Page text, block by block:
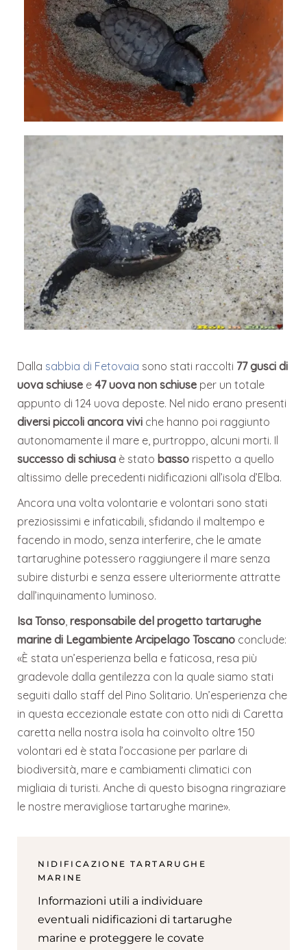
Dalla sabbia di Fetovaia sono stati raccolti 77 gusci di
uova schiuse e47 uova non schiuse per un totale
appunto di 124 uova deposte. Nel nido erano presenti
diversi piccoli ancora vivi che hanno poi raggiunto
autonomamente il mare e, purtroppo, alcuni morti. Il
successo di schiusa è statobasso rispetto a quello
altissimo delle precedenti nidificazioni all’isola d’Elba.
Ancora una volta volontarie e volontari sono stati
preziosissimi e infaticabili, sfidando il maltempo e
facendo in modo, senza interferire, che le amate
tartarughine potessero raggiungere il mare senza
subire disturbi e senza essere ulteriormente attratte
dall’inquinamento luminoso.
Isa Tonso,responsabile del progetto tartarughe
marine di Legambiente Arcipelago Toscano conclude:
«È stata un’esperienza bella e faticosa, resa più
gradevole dalla gentilezza con la quale siamo stati
seguiti dallo staff del Pino Solitario. Un’esperienza che
in questa eccezionale estate con otto nidi di Caretta
caretta nella nostra isola ha coinvolto oltre 150
volontari ed è stata l’occasione per parlare di
biodiversità, mare e cambiamenti climatici con
migliaia di turisti. Anche di questo bisogna ringraziare
le nostre meravigliose tartarughe marine».
NIDIFICAZIONE TARTARUGHE
MARINE
Informazioni utili a individuare
eventuali nidificazioni di tartarughe
marine e proteggere le covate